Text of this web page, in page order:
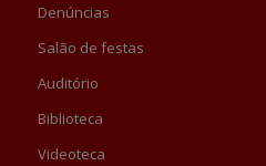
Denúncias
Salão de festas
Auditório
Biblioteca
Videoteca